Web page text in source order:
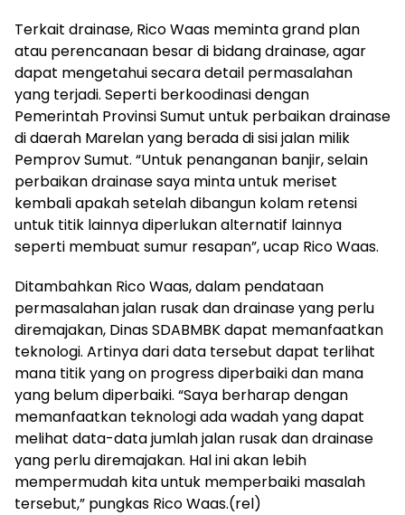
Terkait drainase, Rico Waas meminta grand plan
atau perencanaan besar di bidang drainase, agar
dapat mengetahui secara detail permasalahan
yang terjadi. Seperti berkoodinasi dengan
Pemerintah Provinsi Sumut untuk perbaikan drainase
di daerah Marelan yang berada di sisi jalan milik
Pemprov Sumut. “Untuk penanganan banjir, selain
perbaikan drainase saya minta untuk meriset
kembali apakah setelah dibangun kolam retensi
untuk titik lainnya diperlukan alternatif lainnya
seperti membuat sumur resapan”, ucap Rico Waas.
Ditambahkan Rico Waas, dalam pendataan
permasalahan jalan rusak dan drainase yang perlu
diremajakan, Dinas SDABMBK dapat memanfaatkan
teknologi. Artinya dari data tersebut dapat terlihat
mana titik yang on progress diperbaiki dan mana
yang belum diperbaiki. “Saya berharap dengan
memanfaatkan teknologi ada wadah yang dapat
melihat data-data jumlah jalan rusak dan drainase
yang perlu diremajakan. Hal ini akan lebih
mempermudah kita untuk memperbaiki masalah
tersebut,” pungkas Rico Waas.(rel)